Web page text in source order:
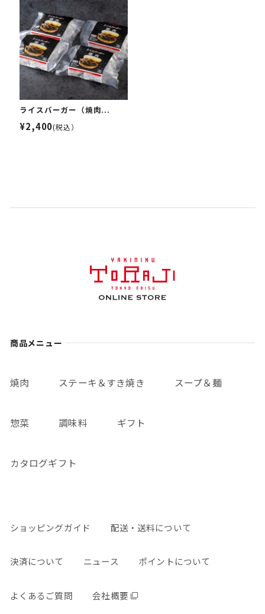
ライスバーガー（焼肉...
¥2,400(税込）
商品メニュー
焼肉 ステーキ＆すき焼き スープ＆麺
惣菜 調味料 ギフト
カタログギフト
ショッピングガイド 配送・送料について
決済について ニュース ポイントについて
よくあるご質問 会社概要